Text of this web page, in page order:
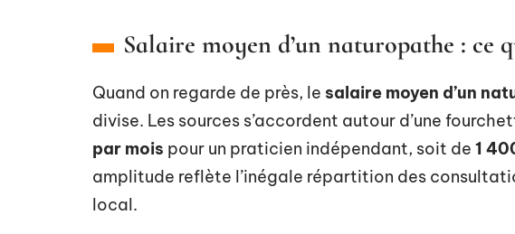
Salaire moyen d’un naturopathe : ce
Quand on regarde de près, le salaire moyen d’un
divise. Les sources s’accordent autour d’une
par mois pour un praticien indépendant, soit de 1
amplitude reflète l’inégale répartition des
local.